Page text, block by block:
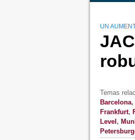
UN
Temas
Barcelona,
Frankfurt,
Level ,